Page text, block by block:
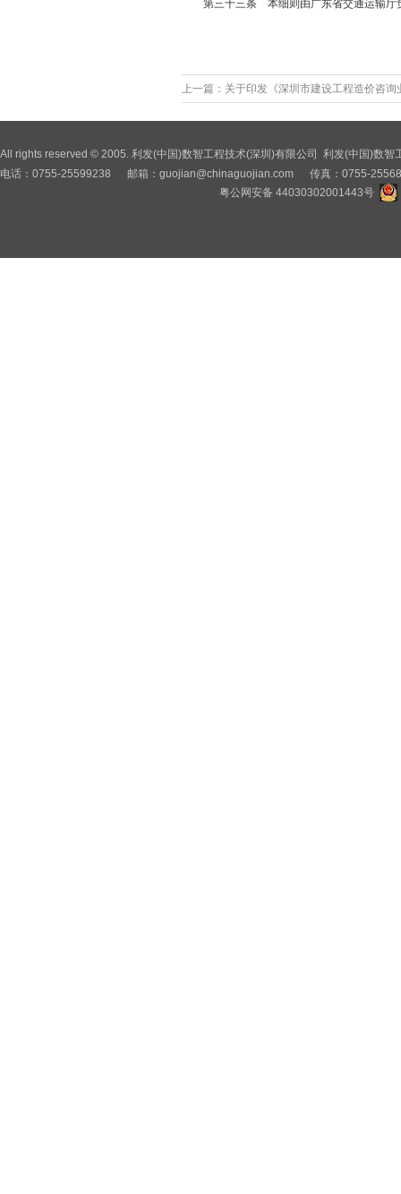
第三十三条 本细则由广东省交通运输厅负
上一篇： 关于印发《深圳市建设工程造价咨
All rights reserved © 2005. 利发(中国)数智工程技术(深圳)有限公司 利发(中国)数
电话：0755-25599238 邮箱： guojian@chinaguojian.com 传真：0755-
粤公网安备 44030302001443号